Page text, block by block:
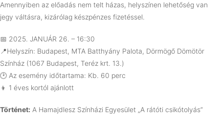
Amennyiben az előadás nem telt házas, helyszínen lehetőség van
jegy váltásra, kizárólag készpénzes fizetéssel.
📅 2025. JANUÁR 26. – 16:30
📍Helyszín: Budapest, MTA Batthyány Palota, Dörmögő Dömötör
Színház (1067 Budapest, Teréz krt. 13.)
🕑 Az esemény időtartama: Kb. 60 perc
👦 1 éves kortól ajánlott
Történet: A Hamajdlesz Színházi Egyesület „A rátóti csikótolyás”